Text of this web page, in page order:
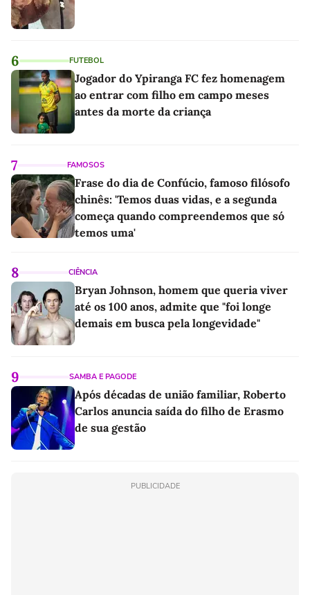
6 FUTEBOL
Jogador do Ypiranga FC fez homenagem
ao entrar com filho em campo meses
antes da morte da criança
7 FAMOSOS
Frase do dia de Confúcio, famoso filósofo
chinês: 'Temos duas vidas, e a segunda
começa quando compreendemos que só
temos uma'
8 CIÊNCIA
Bryan Johnson, homem que queria viver
até os 100 anos, admite que "foi longe
demais em busca pela longevidade"
9 SAMBA E PAGODE
Após décadas de união familiar, Roberto
Carlos anuncia saída do filho de Erasmo
de sua gestão
PUBLICIDADE